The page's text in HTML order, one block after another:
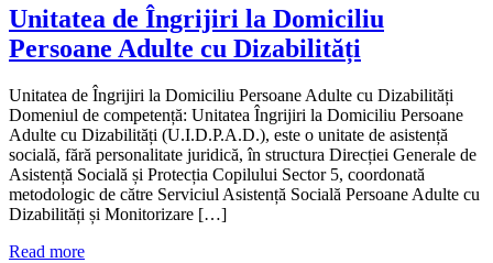
Unitatea de Îngrijiri la Domiciliu
Persoane Adulte cu Dizabilități
Unitatea de Îngrijiri la Domiciliu Persoane Adulte cu Dizabilități
Domeniul de competență: Unitatea Îngrijiri la Domiciliu Persoane
Adulte cu Dizabilități (U.I.D.P.A.D.), este o unitate de asistență
socială, fără personalitate juridică, în structura Direcției Generale de
Asistență Socială și Protecția Copilului Sector 5, coordonată
metodologic de către Serviciul Asistență Socială Persoane Adulte cu
Dizabilități și Monitorizare […]
Read more